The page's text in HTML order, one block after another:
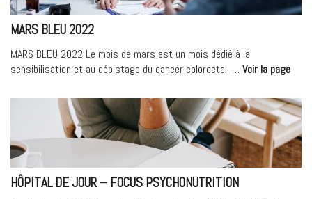
l’évolution
des
ateliers
d’ETP
aux
patients
diabétiques
1 »
MARS BLEU 2022
MARS BLEU 2022 Le mois de mars est un mois dédié à la
sensibilisation et au dépistage du cancer colorectal. … Voir la page«
HÔPITAL DE JOUR – FOCUS PSYCHONUTRITION